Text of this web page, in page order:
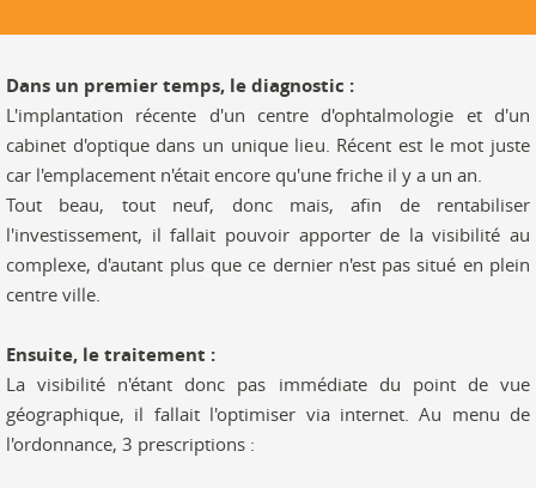
Dans un premier temps, le diagnostic :
L'implantation récente d'un centre d'ophtalmologie et d'un
cabinet d'optique dans un unique lieu. Récent est le mot juste
car l'emplacement n'était encore qu'une friche il y a un an.
Tout beau, tout neuf, donc mais, afin de rentabiliser
l'investissement, il fallait pouvoir apporter de la visibilité au
complexe, d'autant plus que ce dernier n'est pas situé en plein
centre ville.
Ensuite, le traitement :
La visibilité n'étant donc pas immédiate du point de vue
géographique, il fallait l'optimiser via internet. Au menu de
l'ordonnance, 3 prescriptions :